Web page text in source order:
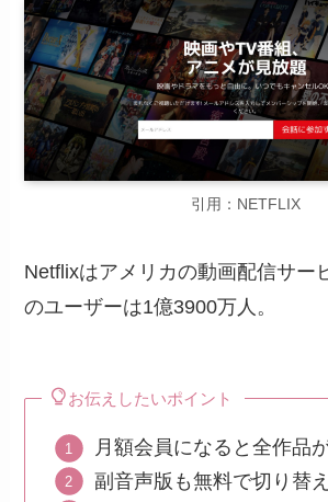
引用：NETFLIX
Netflixはアメリカの動画配信サー
のユーザーは1億3900万人。
お伝えしたいポイント
月額会員になると全作品
副音声版も無料で切り替